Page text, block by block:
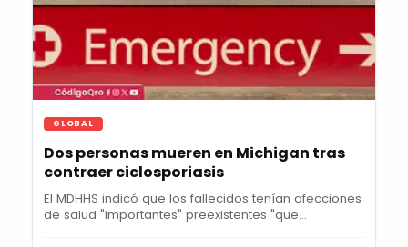
GLOBAL
Dos personas mueren en Michigan tras
contraer ciclosporiasis
El MDHHS indicó que los fallecidos tenían afecciones
de salud "importantes" preexistentes "que...